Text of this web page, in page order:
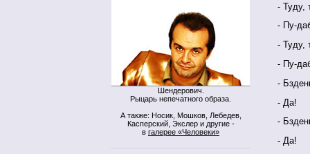
Шендерович.
Рыцарь непечатного образа.
А также: Носик, Мошков, Лебедев,
Касперский, Экслер и другие -
в галерее «Человеки»
- Туду,
- Пу-
- Туду,
- Пу-
-
- Да!
-
- Да!